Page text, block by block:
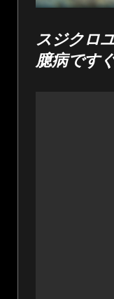
スジクロ
臆病です